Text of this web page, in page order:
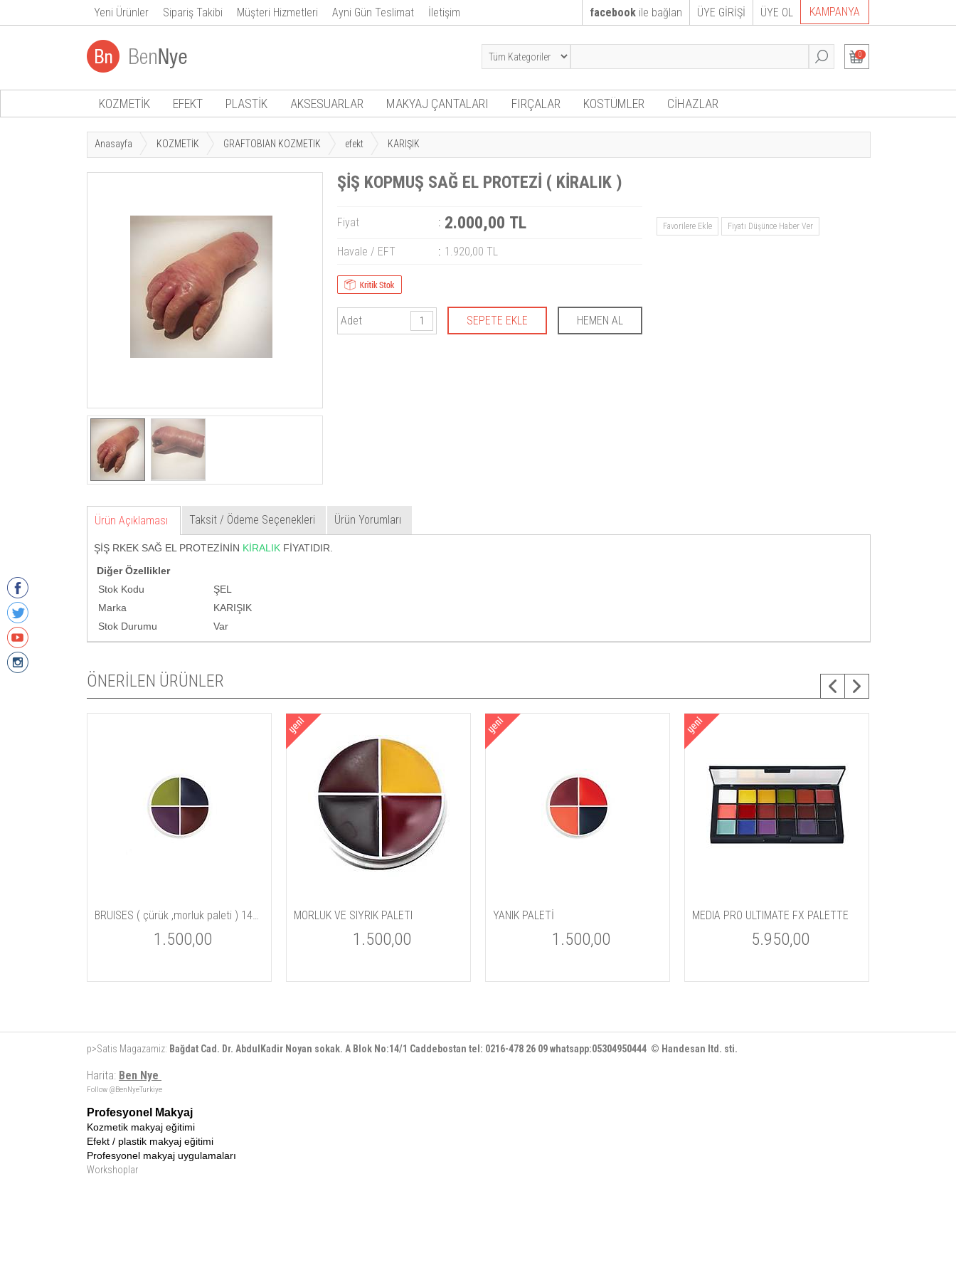
Yeni Ürünler Sipariş Takibi Müşteri Hizmetleri Ayni Gün Teslimat İletişim KAMPANYA
facebook ile bağlan ÜYE GİRİŞİ ÜYE OL
0
KOZMETİK EFEKT PLASTİK AKSESUARLAR MAKYAJ ÇANTALARI FIRÇALAR KOSTÜMLER CİHAZLAR
Anasayfa KOZMETİK GRAFTOBIAN KOZMETIK efekt KARIŞIK
ŞİŞ KOPMUŞ SAĞ EL PROTEZİ ( KİRALIK )
Fiyat : 2.000,00 TL
Havale / EFT : 1.920,00 TL
Adet
Favorilere Ekle Fiyatı Düşünce Haber Ver
Ürün Açıklaması Taksit / Ödeme Seçenekleri Ürün Yorumları
ŞİŞ RKEK SAĞ EL PROTEZİNİN KİRALIK FİYATIDIR.
Diğer Özellikler
Stok Kodu
ŞEL
Marka
KARIŞIK
Stok Durumu
Var
ÖNERİLEN ÜRÜNLER
BRUISES ( çürük ,morluk paleti ) 14gm / 5 oz
1.500,00
MORLUK VE SIYRIK PALETI
1.500,00
YANIK PALETİ
1.500,00
MEDIA PRO ULTIMATE FX PALETTE
5.950,00
p>Satis Magazamiz: Bağdat Cad. Dr. AbdulKadir Noyan sokak. A Blok No:14/1 Caddebostan tel: 0216-478 26 09 whatsapp:05304950444 © Handesan ltd. sti.
Harita: Ben Nye
Follow @BenNyeTurkiye
Profesyonel Makyaj
Kozmetik makyaj eğitimi
Efekt / plastik makyaj eğitimi
Profesyonel makyaj uygulamaları
Workshoplar